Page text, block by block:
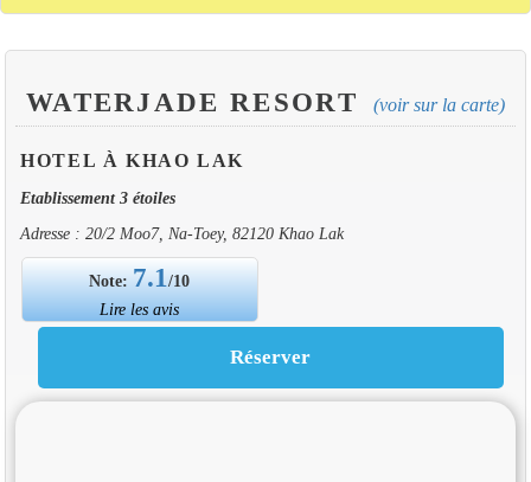
WATERJADE RESORT (voir sur la carte)
HOTEL À KHAO LAK
Etablissement 3 étoiles
Adresse : 20/2 Moo7, Na-Toey, 82120 Khao Lak
Note: 7.1/10
Lire les avis